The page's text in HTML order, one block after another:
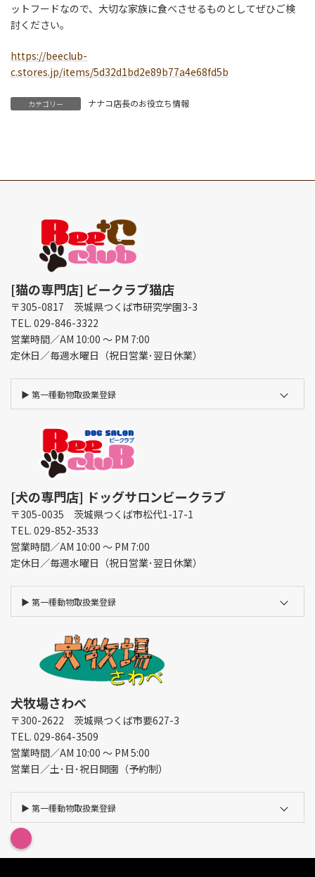
ットフードなので、大切な家族に食べさせるものとしてぜひご検
討ください。
https://beeclub-
c.stores.jp/items/5d32d1bd2e89b77a4e68fd5b
カテゴリー ナナコ店長のお役立ち情報
[猫の専門店] ビークラブ猫店
〒305-0817 茨城県つくば市研究学園3-3
TEL. 029-846-3322
営業時間／AM 10:00 ～ PM 7:00
定休日／毎週水曜日（祝日営業･翌日休業）
▶︎ 第一種動物取扱業登録
[犬の専門店] ドッグサロンビークラブ
〒305-0035 茨城県つくば市松代1-17-1
TEL. 029-852-3533
営業時間／AM 10:00 ～ PM 7:00
定休日／毎週水曜日（祝日営業･翌日休業）
▶︎ 第一種動物取扱業登録
犬牧場さわべ
〒300-2622 茨城県つくば市要627-3
TEL. 029-864-3509
営業時間／AM 10:00 ～ PM 5:00
営業日／土･日･祝日開園（予約制）
▶︎ 第一種動物取扱業登録